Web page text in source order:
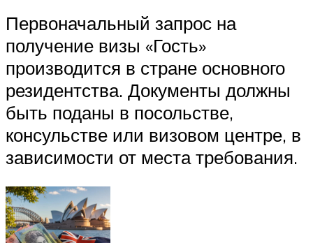
Первоначальный запрос на
получение визы «Гость»
производится в стране основного
резидентства. Документы должны
быть поданы в посольстве,
консульстве или визовом центре, в
зависимости от места требования.